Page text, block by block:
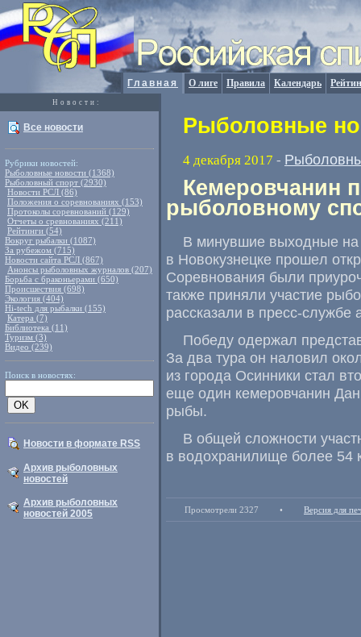
Главная О лиге Правила Календарь
Новости:
Все новости
Рубрики новостей:
Рыболовные новости (1368)
Рыболовный спорт (2930)
Новости РСЛ (86)
Положения о соревнованиях (153)
Протоколы соревнований (129)
Отчеты о сревнованиях (211)
Рейтинги (54)
Вокруг рыбалки (1087)
За рубежом (715)
Новости сайта РСЛ (867)
Анонсы рыболовных журналов (207)
Борьба с браконьерами (650)
Происшествия (698)
Экология (404)
Hi-tech для рыбалки (155)
Катера (7)
Библиотека (11)
Туризм (3)
Видео (239)
Поиск в новостях:
Новости в формате RSS
Архив рыболовных
новостей
Архив рыболовных
новостей 2005
Рыболовные
4 декабря 2017 -
Кемеровчанин
рыболовному
В минувшиe выходные на
в Новокузнецке прошeл
Сорeвнования были
также приняли учаcтие
рассказaли в пресс-службе
Победу одержал
За двa тура он наловил
из города Осинники стал
еще один кемеровчанин
рыбы.
В общeй сложности
в водохранилище болeе 54
Просмотрели 2327 • Версия для